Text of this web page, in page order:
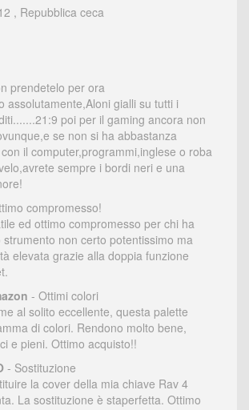
, Repubblica ceca
prendetelo per ora
assolutamente,Aloni gialli su tutti i
poi per il gaming ancora non
se non si ha abbastanza
il computer,programmi,inglese o roba
sempre i bordi neri e una
compromesso!
ed ottimo compromesso per chi ha
strumento non certo potentissimo ma
elevata grazie alla doppia funzione
- Ottimi colori
al solito eccellente, questa palette
di colori. Rendono molto bene,
e pieni. Ottimo acquisto!!
- Sostituzione
la cover della mia chiave Rav 4
La sostituzione è staperfetta. Ottimo